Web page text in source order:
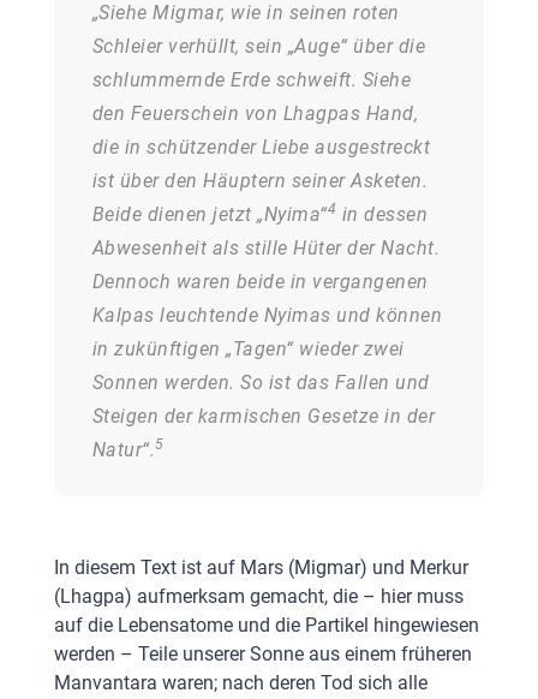
„Siehe Migmar, wie in seinen roten
Schleier verhüllt, sein „Auge“ über die
schlummernde Erde schweift. Siehe
den Feuerschein von Lhagpas Hand,
die in schützender Liebe ausgestreckt
ist über den Häuptern seiner Asketen.
Beide dienen jetzt „Nyima“4 in dessen
Abwesenheit als stille Hüter der Nacht.
Dennoch waren beide in vergangenen
Kalpas leuchtende Nyimas und können
in zukünftigen „Tagen“ wieder zwei
Sonnen werden. So ist das Fallen und
Steigen der karmischen Gesetze in der
Natur“. 5
In diesem Text ist auf Mars (Migmar) und Merkur
(Lhagpa) aufmerksam gemacht, die – hier muss
auf die Lebensatome und die Partikel hingewiesen
werden – Teile unserer Sonne aus einem früheren
Manvantara waren; nach deren Tod sich alle